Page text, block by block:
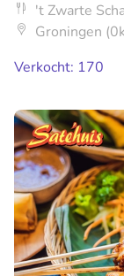
't Zwarte
Groningen
Verkocht: 170